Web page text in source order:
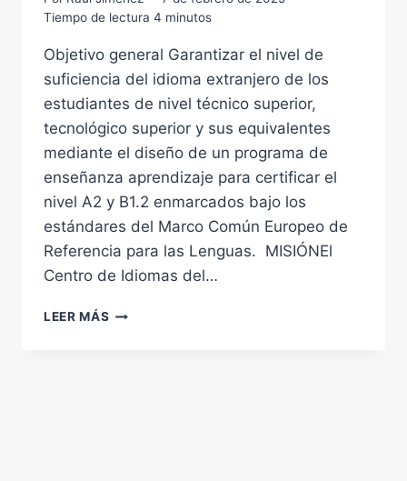
Tiempo de lectura 4 minutos
Objetivo general Garantizar el nivel de
suficiencia del idioma extranjero de los
estudiantes de nivel técnico superior,
tecnológico superior y sus equivalentes
mediante el diseño de un programa de
enseñanza aprendizaje para certificar el
nivel A2 y B1.2 enmarcados bajo los
estándares del Marco Común Europeo de
Referencia para las Lenguas. MISIÓNEl
Centro de Idiomas del…
LEER MÁS CENTRO